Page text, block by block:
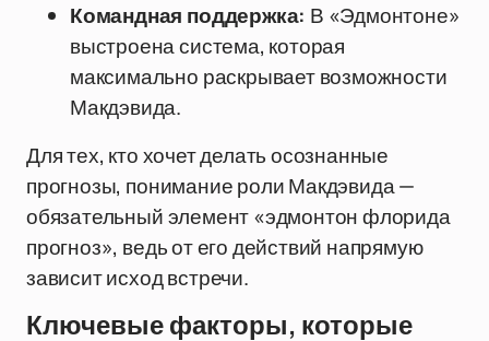
Командная поддержка: В «Эдмонтоне»
выстроена система, которая
максимально раскрывает возможности
Макдэвида.
Для тех, кто хочет делать осознанные
прогнозы, понимание роли Макдэвида —
обязательный элемент «эдмонтон флорида
прогноз», ведь от его действий напрямую
зависит исход встречи.
Ключевые факторы, которые